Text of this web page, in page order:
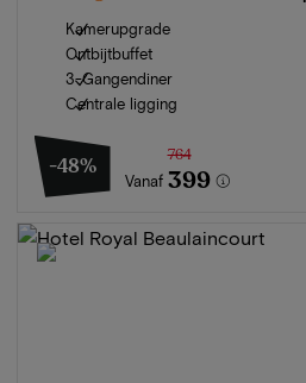
Kamerupgrade
Ontbijtbuffet
3-Gangendiner
Centrale ligging
-48%
Vanaf
764
399